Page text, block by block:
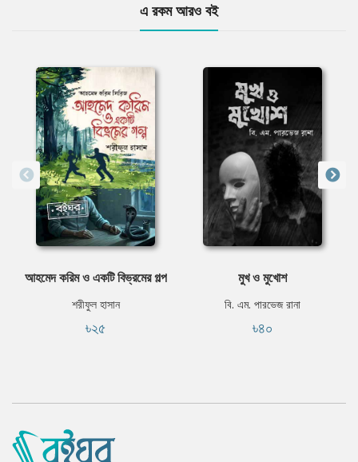
এ রকম আরও বই
আহমেদ করিম ও একটি বিভ্রমের গল্প
শরীফুল হাসান
৳২৫
মুখ ও মুখোশ
বি. এম. পারভেজ রানা
৳৪০